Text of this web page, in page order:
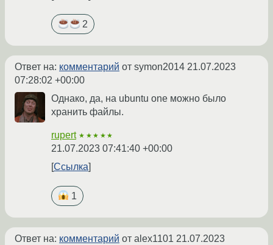
2
Ответ на: комментарий от symon2014 21.07.2023
07:28:02 +00:00
Однако, да, на ubuntu one можно было
хранить файлы.
rupert ★★★★★
21.07.2023 07:41:40 +00:00
Ссылка
1
Ответ на: комментарий от alex1101 21.07.2023